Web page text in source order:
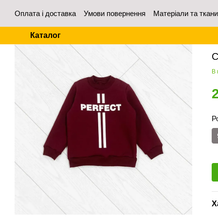
Оплата і доставка Умови повернення
Матеріали та
Каталог
В